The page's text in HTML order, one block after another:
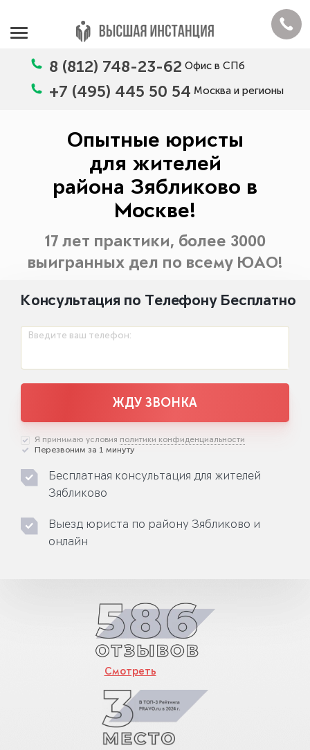
8 (812) 748-23-62 Офис в СПб
+7 (495) 445 50 54 Москва и регионы
Опытные юристы
для жителей
района Зябликово в
Москве!
17 лет практики, более 3000
выигранных дел по всему ЮАО!
Консультация по Телефону Бесплатно
Введите ваш телефон:
ЖДУ ЗВОНКА
Я принимаю условия политики конфиденциальности
Перезвоним за 1 минуту
Бесплатная консультация для жителей
Зябликово
Выезд юриста по району Зябликово и
онлайн
Смотреть